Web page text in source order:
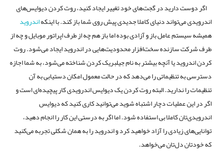
اگر دوست دارید در گجت‌های خود تغییر ایجاد کنید، روت کردن دیوایس‌های
اندرویدی می‌تواند دنیای کاملا جدیدی پیش روی شما باز کند. با اینکهاندروید
همیشه سیستم عامل باز و آزادی بوده اما باز هم چه از طرف اپراتور موبایل و چه از
طرف شرکت سازنده سخت‌افزار محدودیت‌هایی در اندروید ایجاد می‌شود. روت
کردن اندروید یا آنچه بیشتر به نام جیلبریک کردن شناخته می‌شود، به شما اجازه
دسترسی به تنظیماتی را می‌دهد که در حالت معمول امکان دستیابی به آن
تنظیمات را ندارید. البته روت کردن یک دیوایس اندرویدی کار پیچیده‌ای است و
اگر در این عملیات دچار اشتباه شوید می‌توانید کاری کنید که دیوایس
اندرویدی‌تان کاملا بی استفاده شود. اما اگر به درستی این کار را انجام دهید،
توانایی‌های زیادی را آزاد خواهید کرد و اندروید را به همان شکلی تجربه می‌کنید
که خودتان دل‌تان می‌خواهد.